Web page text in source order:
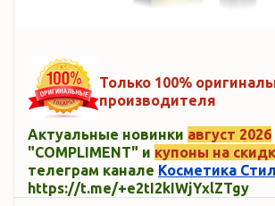
Только 100%
производителя
Актуальные новинки август 2026
"COMPLIMENT" и купоны на
телеграм канале Косметика
https://t.me/+e2tI2kIWjYxlZTgy